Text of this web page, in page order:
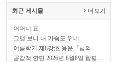
최근 게시물 더 보기
어머니 표
그댈 보니 내 가슴도 뛰네
여름학기 제8강;한용운『님의 …
공감적 연민 2026년 8월8일 합평…